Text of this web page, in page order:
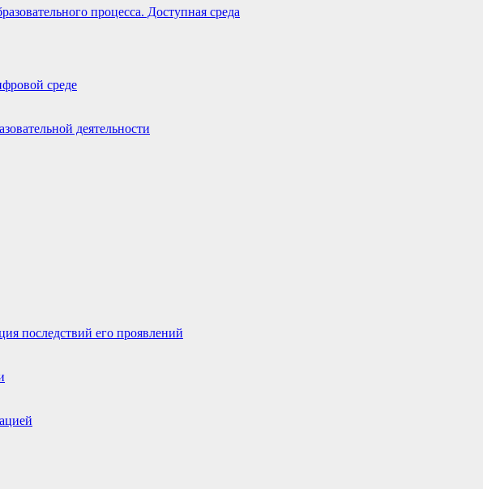
процесса. Доступная среда
среде
деятельности
последствий его проявлений